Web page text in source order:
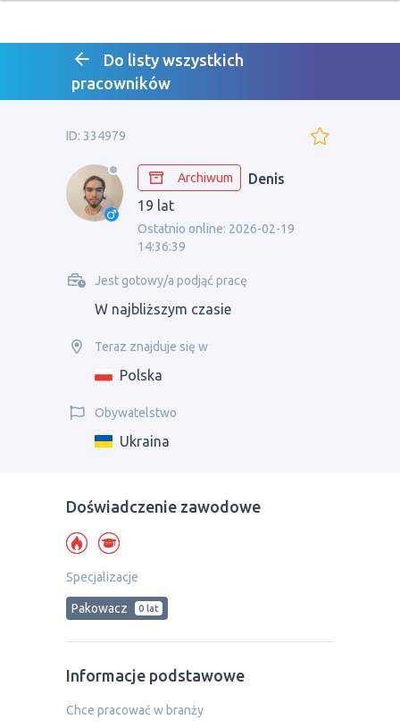
Do listy wszystkich
pracowników
ID: 334979
Archiwum
Denis
19 lat
Ostatnio online: 2026-02-19
14:36:39
Jest gotowy/a podjąć pracę
W najbliższym czasie
Teraz znajduje się w
Polska
Obywatelstwo
Ukraina
Doświadczenie zawodowe
Specjalizacje
Pakowacz 0 lat
Informacje podstawowe
Chce pracować w branży